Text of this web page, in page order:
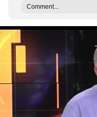
Comment...